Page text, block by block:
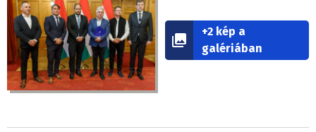
+2 kép a
galériában